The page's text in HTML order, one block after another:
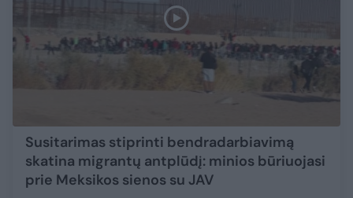
Susitarimas stiprinti bendradarbiavimą
skatina migrantų antplūdį: minios būriuojasi
prie Meksikos sienos su JAV